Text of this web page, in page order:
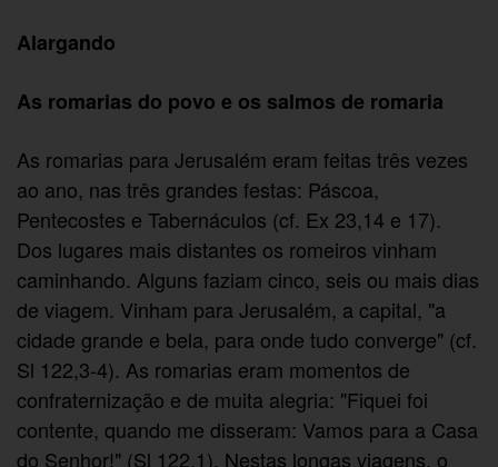
Alargando
As romarias do povo e os salmos de romaria
As romarias para Jerusalém eram feitas três vezes
ao ano, nas três grandes festas: Páscoa,
Pentecostes e Tabernáculos (cf. Ex 23,14 e 17).
Dos lugares mais distantes os romeiros vinham
caminhando. Alguns faziam cinco, seis ou mais dias
de viagem. Vinham para Jerusalém, a capital, "a
cidade grande e bela, para onde tudo converge" (cf.
Sl 122,3-4). As romarias eram momentos de
confraternização e de muita alegria: "Fiquei foi
contente, quando me disseram: Vamos para a Casa
do Senhor!" (Sl 122,1). Nestas longas viagens, o